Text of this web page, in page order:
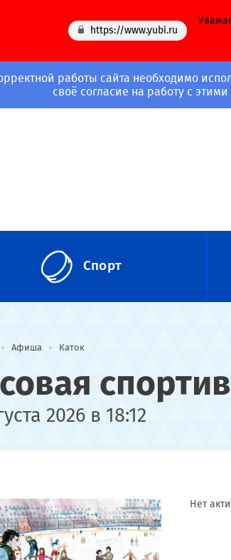
работы сайта необходимо
своё согласие на работу с
https://www.yubi.ru
Спорт
Афиша Каток
2026 в 18:12
Нет